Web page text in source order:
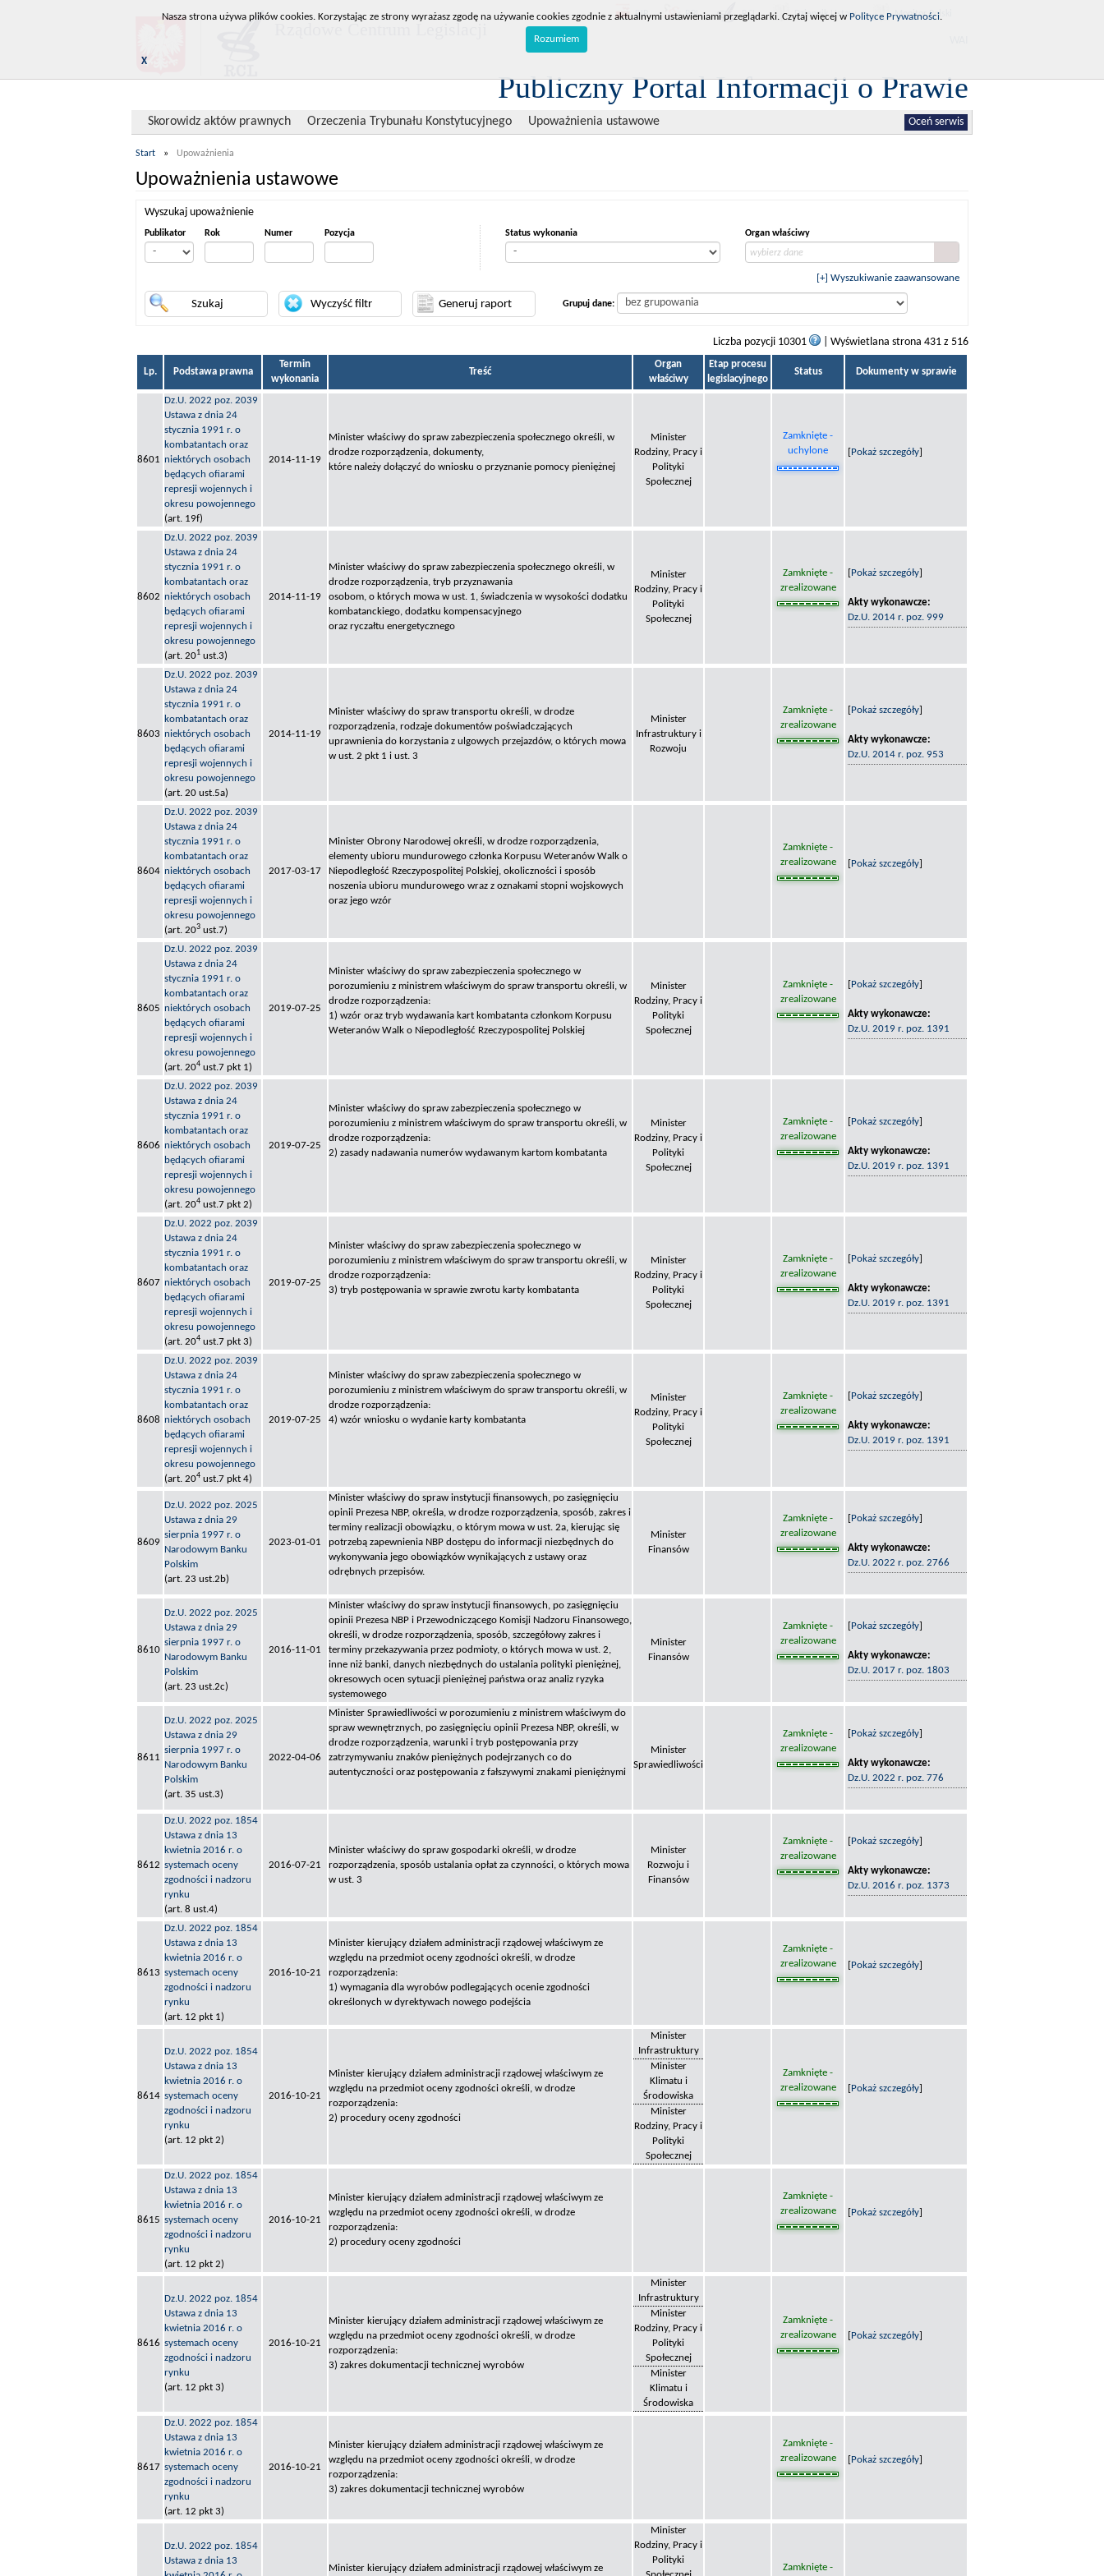
BIP RPL RCL Dziennik Ustaw Monitor Polski
Publiczny Portal Informacji o Prawie
Skorowidz aktów prawnych Orzeczenia Trybunału Konstytucyjnego Upoważnienia ustawowe Oceń serwis
Start » Upoważnienia
Upoważnienia ustawowe
Wyszukaj upoważnienie
Publikator Rok Numer Pozycja Status wykonania Organ właściwy
wybierz dane
[+] Wyszukiwanie zaawansowane
Grupuj dane:
Liczba pozycji 10301 | Wyświetlana strona 431 z 516
Lp. Podstawa prawna
Termin
wykonania
Treść
Organ
właściwy
Etap procesu
legislacyjnego
Status Dokumenty w sprawie
8601
Dz.U. 2022 poz. 2039
Ustawa z dnia 24
stycznia 1991 r. o
kombatantach oraz
niektórych osobach
będących ofiarami
represji wojennych i
okresu powojennego
(art. 19f)
2014-11-19
Minister właściwy do spraw zabezpieczenia społecznego określi, w
drodze rozporządzenia, dokumenty,
które należy dołączyć do wniosku o przyznanie pomocy pieniężnej
Minister
Rodziny, Pracy i
Polityki
Społecznej
Zamknięte -
uchylone
Pokaż szczegóły
8602
Dz.U. 2022 poz. 2039
Ustawa z dnia 24
stycznia 1991 r. o
kombatantach oraz
niektórych osobach
będących ofiarami
represji wojennych i
okresu powojennego
(art. 201 ust.3)
2014-11-19
Minister właściwy do spraw zabezpieczenia społecznego określi, w
drodze rozporządzenia, tryb przyznawania
osobom, o których mowa w ust. 1, świadczenia w wysokości dodatku
kombatanckiego, dodatku kompensacyjnego
oraz ryczałtu energetycznego
Minister
Rodziny, Pracy i
Polityki
Społecznej
Zamknięte -
zrealizowane
Pokaż szczegóły
Akty wykonawcze:
Dz.U. 2014 r. poz. 999
8603
Dz.U. 2022 poz. 2039
Ustawa z dnia 24
stycznia 1991 r. o
kombatantach oraz
niektórych osobach
będących ofiarami
represji wojennych i
okresu powojennego
(art. 20 ust.5a)
2014-11-19
Minister właściwy do spraw transportu określi, w drodze
rozporządzenia, rodzaje dokumentów poświadczających
uprawnienia do korzystania z ulgowych przejazdów, o których mowa
w ust. 2 pkt 1 i ust. 3
Minister
Infrastruktury i
Rozwoju
Zamknięte -
zrealizowane
Pokaż szczegóły
Akty wykonawcze:
Dz.U. 2014 r. poz. 953
8604
Dz.U. 2022 poz. 2039
Ustawa z dnia 24
stycznia 1991 r. o
kombatantach oraz
niektórych osobach
będących ofiarami
represji wojennych i
okresu powojennego
(art. 203 ust.7)
2017-03-17
Minister Obrony Narodowej określi, w drodze rozporządzenia,
elementy ubioru mundurowego członka Korpusu Weteranów Walk o
Niepodległość Rzeczypospolitej Polskiej, okoliczności i sposób
noszenia ubioru mundurowego wraz z oznakami stopni wojskowych
oraz jego wzór
Zamknięte -
zrealizowane
Pokaż szczegóły
8605
Dz.U. 2022 poz. 2039
Ustawa z dnia 24
stycznia 1991 r. o
kombatantach oraz
niektórych osobach
będących ofiarami
represji wojennych i
okresu powojennego
(art. 204 ust.7 pkt 1)
2019-07-25
Minister właściwy do spraw zabezpieczenia społecznego w
porozumieniu z ministrem właściwym do spraw transportu określi, w
drodze rozporządzenia:
1) wzór oraz tryb wydawania kart kombatanta członkom Korpusu
Weteranów Walk o Niepodległość Rzeczypospolitej Polskiej
Minister
Rodziny, Pracy i
Polityki
Społecznej
Zamknięte -
zrealizowane
Pokaż szczegóły
Akty wykonawcze:
Dz.U. 2019 r. poz. 1391
8606
Dz.U. 2022 poz. 2039
Ustawa z dnia 24
stycznia 1991 r. o
kombatantach oraz
niektórych osobach
będących ofiarami
represji wojennych i
okresu powojennego
(art. 204 ust.7 pkt 2)
2019-07-25
Minister właściwy do spraw zabezpieczenia społecznego w
porozumieniu z ministrem właściwym do spraw transportu określi, w
drodze rozporządzenia:
2) zasady nadawania numerów wydawanym kartom kombatanta
Minister
Rodziny, Pracy i
Polityki
Społecznej
Zamknięte -
zrealizowane
Pokaż szczegóły
Akty wykonawcze:
Dz.U. 2019 r. poz. 1391
8607
Dz.U. 2022 poz. 2039
Ustawa z dnia 24
stycznia 1991 r. o
kombatantach oraz
niektórych osobach
będących ofiarami
represji wojennych i
okresu powojennego
(art. 204 ust.7 pkt 3)
2019-07-25
Minister właściwy do spraw zabezpieczenia społecznego w
porozumieniu z ministrem właściwym do spraw transportu określi, w
drodze rozporządzenia:
3) tryb postępowania w sprawie zwrotu karty kombatanta
Minister
Rodziny, Pracy i
Polityki
Społecznej
Zamknięte -
zrealizowane
Pokaż szczegóły
Akty wykonawcze:
Dz.U. 2019 r. poz. 1391
8608
Dz.U. 2022 poz. 2039
Ustawa z dnia 24
stycznia 1991 r. o
kombatantach oraz
niektórych osobach
będących ofiarami
represji wojennych i
okresu powojennego
(art. 204 ust.7 pkt 4)
2019-07-25
Minister właściwy do spraw zabezpieczenia społecznego w
porozumieniu z ministrem właściwym do spraw transportu określi, w
drodze rozporządzenia:
4) wzór wniosku o wydanie karty kombatanta
Minister
Rodziny, Pracy i
Polityki
Społecznej
Zamknięte -
zrealizowane
Pokaż szczegóły
Akty wykonawcze:
Dz.U. 2019 r. poz. 1391
8609
Dz.U. 2022 poz. 2025
Ustawa z dnia 29
sierpnia 1997 r. o
Narodowym Banku
Polskim
(art. 23 ust.2b)
2023-01-01
Minister właściwy do spraw instytucji finansowych, po zasięgnięciu
opinii Prezesa NBP, określa, w drodze rozporządzenia, sposób, zakres i
terminy realizacji obowiązku, o którym mowa w ust. 2a, kierując się
potrzebą zapewnienia NBP dostępu do informacji niezbędnych do
wykonywania jego obowiązków wynikających z ustawy oraz
odrębnych przepisów.
Minister
Finansów
Zamknięte -
zrealizowane
Pokaż szczegóły
Akty wykonawcze:
Dz.U. 2022 r. poz. 2766
8610
Dz.U. 2022 poz. 2025
Ustawa z dnia 29
sierpnia 1997 r. o
Narodowym Banku
Polskim
(art. 23 ust.2c)
2016-11-01
Minister właściwy do spraw instytucji finansowych, po zasięgnięciu
opinii Prezesa NBP i Przewodniczącego Komisji Nadzoru Finansowego,
określi, w drodze rozporządzenia, sposób, szczegółowy zakres i
terminy przekazywania przez podmioty, o których mowa w ust. 2,
inne niż banki, danych niezbędnych do ustalania polityki pieniężnej,
okresowych ocen sytuacji pieniężnej państwa oraz analiz ryzyka
systemowego
Minister
Finansów
Zamknięte -
zrealizowane
Pokaż szczegóły
Akty wykonawcze:
Dz.U. 2017 r. poz. 1803
8611
Dz.U. 2022 poz. 2025
Ustawa z dnia 29
sierpnia 1997 r. o
Narodowym Banku
Polskim
(art. 35 ust.3)
2022-04-06
Minister Sprawiedliwości w porozumieniu z ministrem właściwym do
spraw wewnętrznych, po zasięgnięciu opinii Prezesa NBP, określi, w
drodze rozporządzenia, warunki i tryb postępowania przy
zatrzymywaniu znaków pieniężnych podejrzanych co do
autentyczności oraz postępowania z fałszywymi znakami pieniężnymi
Minister
Sprawiedliwości
Zamknięte -
zrealizowane
Pokaż szczegóły
Akty wykonawcze:
Dz.U. 2022 r. poz. 776
8612
Dz.U. 2022 poz. 1854
Ustawa z dnia 13
kwietnia 2016 r. o
systemach oceny
zgodności i nadzoru
rynku
(art. 8 ust.4)
2016-07-21
Minister właściwy do spraw gospodarki określi, w drodze
rozporządzenia, sposób ustalania opłat za czynności, o których mowa
w ust. 3
Minister
Rozwoju i
Finansów
Zamknięte -
zrealizowane
Pokaż szczegóły
Akty wykonawcze:
Dz.U. 2016 r. poz. 1373
8613
Dz.U. 2022 poz. 1854
Ustawa z dnia 13
kwietnia 2016 r. o
systemach oceny
zgodności i nadzoru
rynku
(art. 12 pkt 1)
2016-10-21
Minister kierujący działem administracji rządowej właściwym ze
względu na przedmiot oceny zgodności określi, w drodze
rozporządzenia:
1) wymagania dla wyrobów podlegających ocenie zgodności
określonych w dyrektywach nowego podejścia
Zamknięte -
zrealizowane
Pokaż szczegóły
8614
Dz.U. 2022 poz. 1854
Ustawa z dnia 13
kwietnia 2016 r. o
systemach oceny
zgodności i nadzoru
rynku
(art. 12 pkt 2)
2016-10-21
Minister kierujący działem administracji rządowej właściwym ze
względu na przedmiot oceny zgodności określi, w drodze
rozporządzenia:
2) procedury oceny zgodności
Minister
Infrastruktury
Minister
Klimatu i
Środowiska
Minister
Rodziny, Pracy i
Polityki
Społecznej
Zamknięte -
zrealizowane
Pokaż szczegóły
8615
Dz.U. 2022 poz. 1854
Ustawa z dnia 13
kwietnia 2016 r. o
systemach oceny
zgodności i nadzoru
rynku
(art. 12 pkt 2)
2016-10-21
Minister kierujący działem administracji rządowej właściwym ze
względu na przedmiot oceny zgodności określi, w drodze
rozporządzenia:
2) procedury oceny zgodności
Zamknięte -
zrealizowane
Pokaż szczegóły
8616
Dz.U. 2022 poz. 1854
Ustawa z dnia 13
kwietnia 2016 r. o
systemach oceny
zgodności i nadzoru
rynku
(art. 12 pkt 3)
2016-10-21
Minister kierujący działem administracji rządowej właściwym ze
względu na przedmiot oceny zgodności określi, w drodze
rozporządzenia:
3) zakres dokumentacji technicznej wyrobów
Minister
Infrastruktury
Minister
Rodziny, Pracy i
Polityki
Społecznej
Minister
Klimatu i
Środowiska
Zamknięte -
zrealizowane
Pokaż szczegóły
8617
Dz.U. 2022 poz. 1854
Ustawa z dnia 13
kwietnia 2016 r. o
systemach oceny
zgodności i nadzoru
rynku
(art. 12 pkt 3)
2016-10-21
Minister kierujący działem administracji rządowej właściwym ze
względu na przedmiot oceny zgodności określi, w drodze
rozporządzenia:
3) zakres dokumentacji technicznej wyrobów
Zamknięte -
zrealizowane
Pokaż szczegóły
Dz.U. 2022 poz. 1854
Ustawa z dnia 13
Minister kierujący działem administracji rządowej właściwym ze
Minister
Rodziny, Pracy i
Polityki
Zamknięte -
Nasza strona używa plików cookies. Korzystając ze strony wyrażasz zgodę na używanie cookies zgodnie z aktualnymi ustawieniami przeglądarki. Czytaj więcej w Polityce Prywatności.
Rozumiem
X